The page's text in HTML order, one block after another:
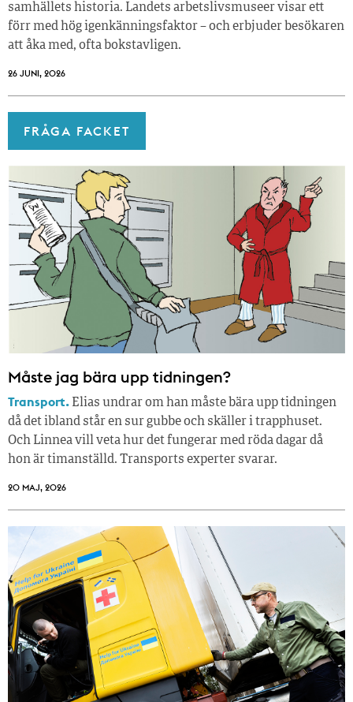
samhällets historia. Landets arbetslivsmuseer visar ett
förr med hög igenkänningsfaktor – och erbjuder besökaren
att åka med, ofta bokstavligen.
26 JUNI, 2026
FRÅGA FACKET
Måste jag bära upp tidningen?
Transport. Elias undrar om han måste bära upp tidningen
då det ibland står en sur gubbe och skäller i trapphuset.
Och Linnea vill veta hur det fungerar med röda dagar då
hon är timanställd. Transports experter svarar.
20 MAJ, 2026